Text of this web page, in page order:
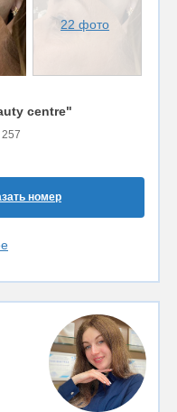
22 фото
centre"
257
номер